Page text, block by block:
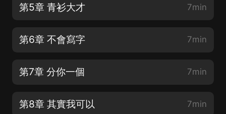
第5章 青衫大才 7min
第6章 不會寫字 7min
第7章 分你一個 7min
第8章 其實我可以 7min